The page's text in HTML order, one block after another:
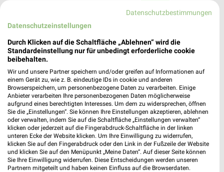
McDonald's Plauen
Vogtland Nord
Heute 09:00 - 22:00 Uhr | Geöffnet
242,54 km
McDonald's Plauen
Äußere Reichenbacher Straße 64
08529 Plauen
Heute 07:00 - 00:00 Uhr | Geöffnet
Datenschutzbestimmungen
Datenschutzeinstellungen
Durch Klicken auf die Schaltfläche „Ablehnen“ wird die
Standardeinstellung nur für unbedingt erforderliche cookie
beibehalten.
Wir und unsere Partner speichern und/oder greifen auf Informationen auf
einem Gerät zu, wie z. B. eindeutige IDs in cookie und anderen
Browserspeichern, um personenbezogene Daten zu verarbeiten. Einige
Anbieter verarbeiten Ihre personenbezogenen Daten möglicherweise
aufgrund eines berechtigten Interesses. Um dem zu widersprechen, öffnen
Sie die „Einstellungen“. Sie können Ihre Einstellungen akzeptieren, ablehnen
oder verwalten, indem Sie auf die Schaltfläche „Einstellungen verwalten“
klicken oder jederzeit auf die Fingerabdruck-Schaltfläche in der linken
unteren Ecke der Website klicken. Um Ihre Einwilligung zu widerrufen,
klicken Sie auf den Fingerabdruck oder den Link in der Fußzeile der Website
und klicken Sie auf den Menüpunkt „Meine Daten“. Auf dieser Seite können
Sie Ihre Einwilligung widerrufen. Diese Entscheidungen werden unseren
Partnern mitgeteilt und haben keinen Einfluss auf die Browserdaten.